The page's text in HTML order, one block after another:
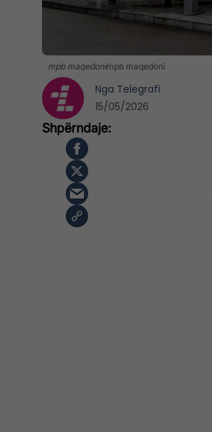
mpb maqedonimpb maqedoni
Nga Telegrafi
15/05/2026